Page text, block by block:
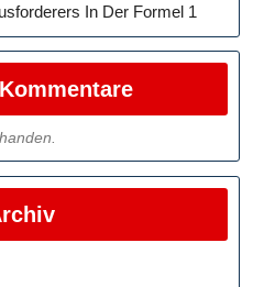
In Der Formel 1